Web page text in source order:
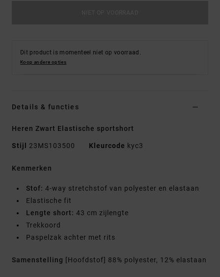
Dit product is momenteel niet op voorraad.
Koop andere opties
Details & functies
Heren Zwart Elastische sportshort
Stijl 23MS103500 Kleurcode kyc3
Kenmerken
Stof: 4-way stretchstof van polyester en elastaan
Elastische fit
Lengte short: 43 cm zijlengte
Trekkoord
Paspelzak achter met rits
Samenstelling [Hoofdstof] 88% polyester, 12% elastaan